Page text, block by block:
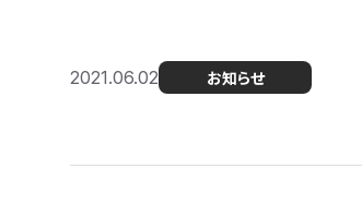
2021.06.02 お知らせ